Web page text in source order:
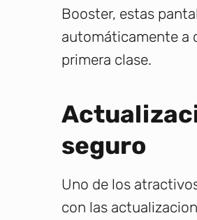
Booster, estas
automáticamente a
primera clase.
seguro
Uno de los
con las